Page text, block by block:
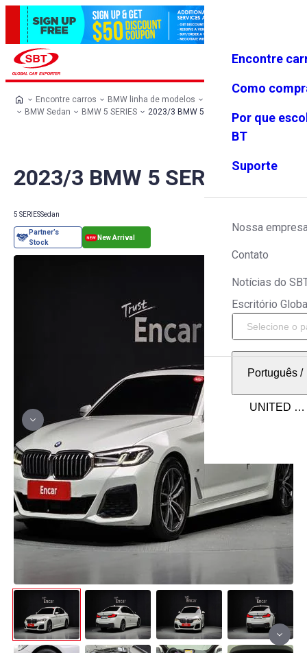
Favoritos Menu
Encontre
Como
Por que
BT
Suporte
Nossa
Contato
Notícias do
Escritório
Português/
Encontre carros BMW linha de modelos
BMW Sedan
BMW 5 SERIES 2023/3 BMW 5 SERIES
2023/3 BMW 5 SERIES
5 SERIESSedan